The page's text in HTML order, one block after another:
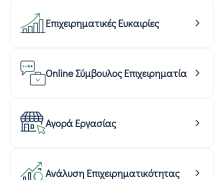
Επιχειρηματικές Ευκαιρίες
Online Σύμβουλος Επιχειρηματία
Αγορά Εργασίας
Ανάλυση Επιχειρηματικότητας